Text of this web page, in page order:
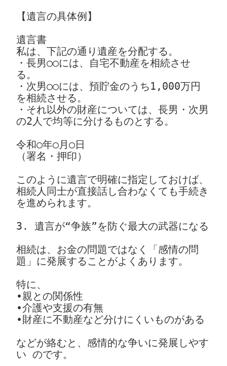
【遺言の具体例】
遺言書
私は、下記の通り遺産を分配する。
・長男○○には、自宅不動産を相続させ
る。
・次男○○には、預貯金のうち1,000万円
を相続させる。
・それ以外の財産については、長男・次男
の2人で均等に分けるものとする。
令和○年○月○日
（署名・押印）
このように遺言で明確に指定しておけば、
相続人同士が直接話し合わなくても手続き
を進められます。
3. 遺言が“争族”を防ぐ最大の武器になる
相続は、お金の問題ではなく「感情の問
題」に発展することがよくあります。
特に、
•親との関係性
•介護や支援の有無
•財産に不動産など分けにくいものがある
などが絡むと、感情的な争いに発展しやす
い のです。